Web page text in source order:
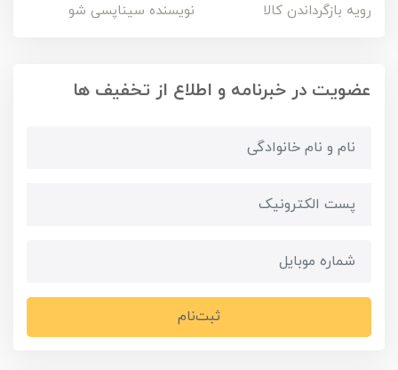
رویه بازگرداندن کالا
نویسنده سیناپسی شو
عضویت در خبرنامه و اطلاع از تخفیف ها
ثبت‌نام